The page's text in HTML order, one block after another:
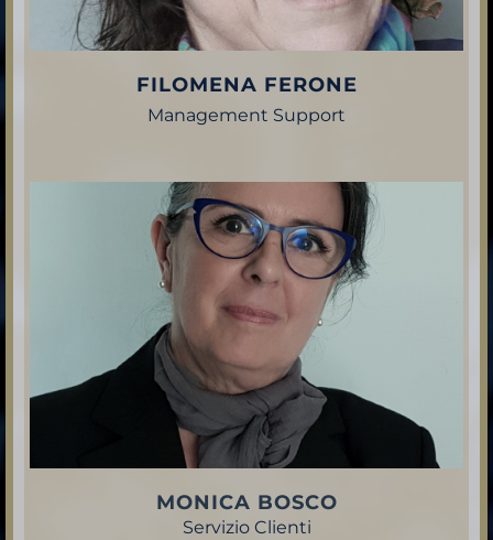
FILOMENA FERONE
Management Support
MONICA BOSCO
Servizio Clienti